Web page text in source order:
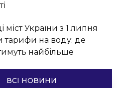
міст України з 1 липня
тарифи на воду: де
найбільше
ВСІ НОВИНИ